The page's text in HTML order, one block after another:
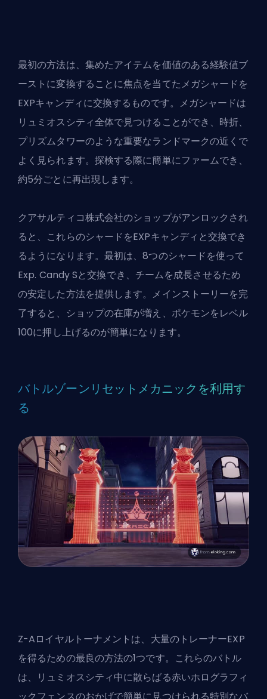
最初の方法は、集めたアイテムを価値のある経験値ブ
ーストに変換することに焦点を当てたメガシャードを
EXPキャンディに交換するものです。メガシャードは
リュミオスシティ全体で見つけることができ、時折、
プリズムタワーのような重要なランドマークの近くで
よく見られます。探検する際に簡単にファームでき、
約5分ごとに再出現します。
クアサルティコ株式会社のショップがアンロックされ
ると、これらのシャードをEXPキャンディと交換でき
るようになります。最初は、8つのシャードを使って
Exp. Candy Sと交換でき、チームを成長させるため
の安定した方法を提供します。メインストーリーを完
了すると、ショップの在庫が増え、ポケモンをレベル
100に押し上げるのが簡単になります。
バトルゾーンリセットメカニックを利用す
る
Z-Aロイヤルトーナメントは、大量のトレーナーEXP
を得るための最良の方法の1つです。これらのバトル
は、リュミオスシティ中に散らばる赤いホログラフィ